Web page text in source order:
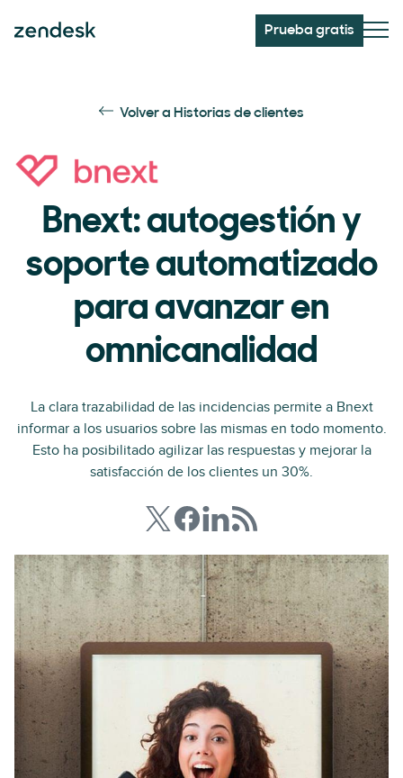
Prueba gratis
Volver a Historias de clientes
Bnext: autogestión y
soporte automatizado
para avanzar en
omnicanalidad
La clara trazabilidad de las incidencias permite a Bnext
informar a los usuarios sobre las mismas en todo momento.
Esto ha posibilitado agilizar las respuestas y mejorar la
satisfacción de los clientes un 30%.